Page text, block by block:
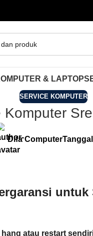
& LAPTOP
SERVICE KOMPUTER
Komputer
Difa Computer
untuk
atau restart